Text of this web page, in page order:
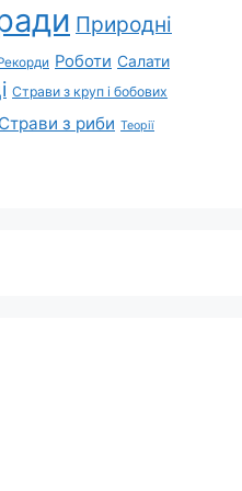
Природні
Роботи Салати
Страви з круп і бобових
Страви з риби Теорії